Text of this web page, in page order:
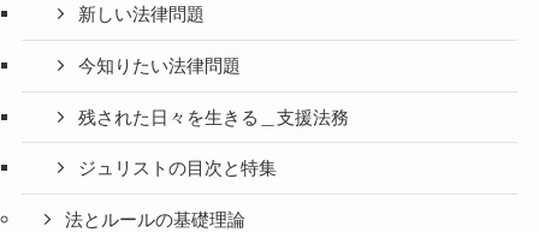
新しい法律問題
今知りたい法律問題
残された日々を生きる＿支援法務
ジュリストの目次と特集
法とルールの基礎理論